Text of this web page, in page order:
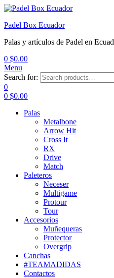
Padel Box Ecuador
Palas y artículos de Padel en
0 $0.00
Menu
Search for:
0
0 $0.00
Palas
Metalbone
Arrow Hit
Cross It
RX
Drive
Match
Paleteros
Neceser
Multigame
Protour
Tour
Accesorios
Muñequeras
Protector
Overgrip
Canchas
#TEAMADIDAS
Contactos